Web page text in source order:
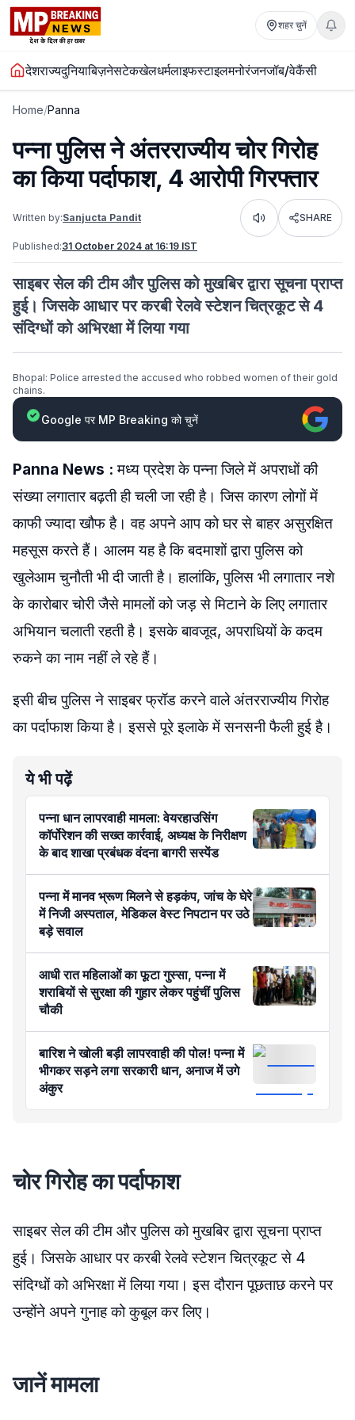
शहर चुनें
देशराज्यदुनियाबिज़नेसटेकखेलधर्मलाइफस्टाइलमनोरंजनजॉब/वेकैंसी
Home/Panna
पन्ना पुलिस ने अंतरराज्यीय चोर गिरोह
का किया पर्दाफाश, 4 आरोपी गिरफ्तार
Written by:Sanjucta Pandit Listen SHARE
Published:31 October 2024 at 16:19 IST
साइबर सेल की टीम और पुलिस को मुखबिर द्वारा सूचना प्राप्त
हुई। जिसके आधार पर करबी रेलवे स्टेशन चित्रकूट से 4
संदिग्धों को अभिरक्षा में लिया गया
Bhopal: Police arrested the accused who robbed women of their gold
chains.
Google पर MP Breaking को चुनें
Panna News : मध्य प्रदेश के पन्ना जिले में अपराधों की
संख्या लगातार बढ़ती ही चली जा रही है। जिस कारण लोगों में
काफी ज्यादा खौफ है। वह अपने आप को घर से बाहर असुरक्षित
महसूस करते हैं। आलम यह है कि बदमाशों द्वारा पुलिस को
खुलेआम चुनौती भी दी जाती है। हालांकि, पुलिस भी लगातार नशे
के कारोबार चोरी जैसे मामलों को जड़ से मिटाने के लिए लगातार
अभियान चलाती रहती है। इसके बावजूद, अपराधियों के कदम
रुकने का नाम नहीं ले रहे हैं।
इसी बीच पुलिस ने साइबर फ्रॉड करने वाले अंतरराज्यीय गिरोह
का पर्दाफाश किया है। इससे पूरे इलाके में सनसनी फैली हुई है।
ये भी पढ़ें
पन्ना धान लापरवाही मामला: वेयरहाउसिंग
कॉर्पोरेशन की सख्त कार्रवाई, अध्यक्ष के निरीक्षण
के बाद शाखा प्रबंधक वंदना बागरी सस्पेंड
पन्ना में मानव भ्रूण मिलने से हड़कंप, जांच के घेरे
में निजी अस्पताल, मेडिकल वेस्ट निपटान पर उठे
बड़े सवाल
आधी रात महिलाओं का फूटा गुस्सा, पन्ना में
शराबियों से सुरक्षा की गुहार लेकर पहुंचीं पुलिस
चौकी
बारिश ने खोली बड़ी लापरवाही की पोल! पन्ना में
भीगकर सड़ने लगा सरकारी धान, अनाज में उगे
अंकुर
चोर गिरोह का पर्दाफाश
साइबर सेल की टीम और पुलिस को मुखबिर द्वारा सूचना प्राप्त
हुई। जिसके आधार पर करबी रेलवे स्टेशन चित्रकूट से 4
संदिग्धों को अभिरक्षा में लिया गया। इस दौरान पूछताछ करने पर
उन्होंने अपने गुनाह को कुबूल कर लिए।
जानें मामला